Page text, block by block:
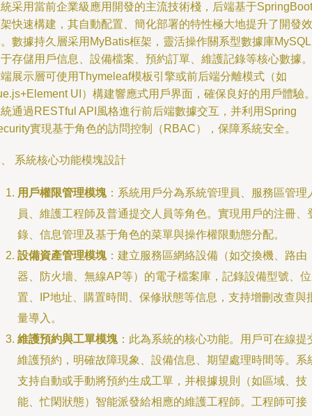
采用當前企業級應用開發的主流技術棧，后端基于SpringBoot
快速構建，其自動配置、簡化部署的特性極大地提升了開發效
數據持久層采用MyBatis框架，靈活操作關系型數據庫
存儲用戶信息、設備檔案、預約訂單、維護記錄等核心數據。
展示層可使用Thymeleaf模板引擎或前后端分離模式（如
UI）構建響應式用戶界面，確保良好的用戶體驗
通過RESTful API風格進行前后端數據交互，并利用Spring
實現基于角色的訪問控制（RBAC），保障系統安全。
系統核心功能模塊設計
用戶權限管理模塊 ：系統用戶分為系統管理員、服務區管理
員、維護工程師及普通提交人員等角色。實現用戶的注冊、
錄、信息管理及基于角色的菜單與操作權限動態分配。
設備資產管理模塊 ：建立服務區網絡設備（如交換機、路由
器、防火墻、無線AP等）的電子檔案庫，記錄設備型號、位
置、IP地址、購置時間、保修狀態等信息，支持增刪改查與
量導入。
維護預約與工單模塊 ：此為系統的核心功能。用戶可在線提
維護預約，明確故障現象、設備信息、期望處理時間等。系
支持自動或手動將預約生成工單，并根據規則（如區域、技
能、忙閑狀態）智能派發給相應的維護工程師。工程師可接